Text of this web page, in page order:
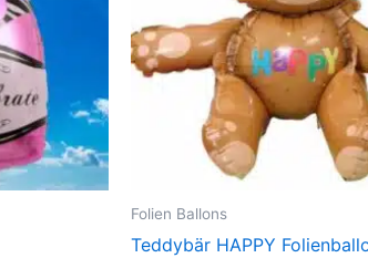
Folien Ballons
Teddybär HAPPY